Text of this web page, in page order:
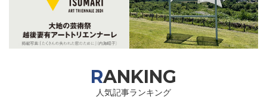
RANKING
人気記事ランキング